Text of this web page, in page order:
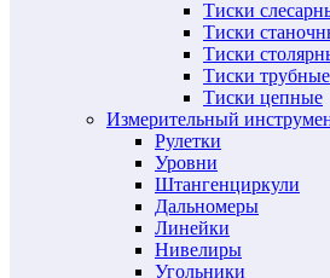
Тиски
Тиски
Тиски
Тиски
Тиски цепные
Измерительный
Рулетки
Уровни
Штангенциркули
Дальномеры
Линейки
Нивелиры
Угольники